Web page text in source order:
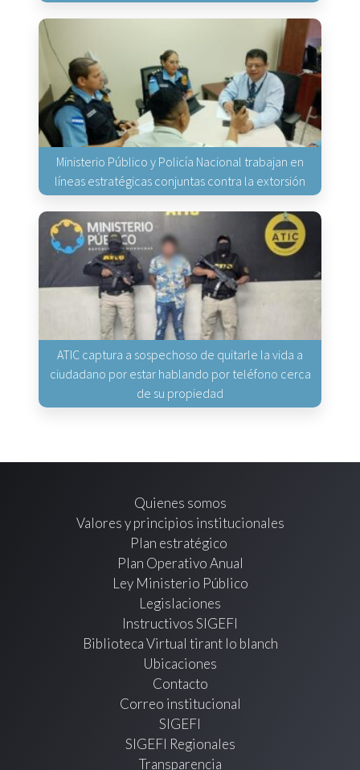
Ministerio Público y Policía Nacional trabajan en
líneas estratégicas conjuntas contra la extorsión
ATIC captura a sospechoso de quitarle la vida a
ciudadano por estar hablando por teléfono cerca
de su propiedad
Quienes somos
Valores y principios institucionales
Plan estratégico
Plan Operativo Anual
Ley Ministerio Público
Legislaciones
Instructivos SIGEFI
Biblioteca Virtual tirant lo blanch
Ubicaciones
Contacto
Correo institucional
SIGEFI
SIGEFI Regionales
Transparencia